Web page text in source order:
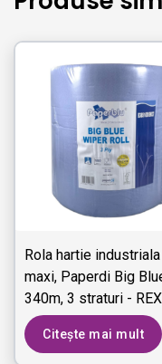
Rola hartie industriala
maxi, Paperdi Big
340m, 3 straturi -
P10
Citește mai mult